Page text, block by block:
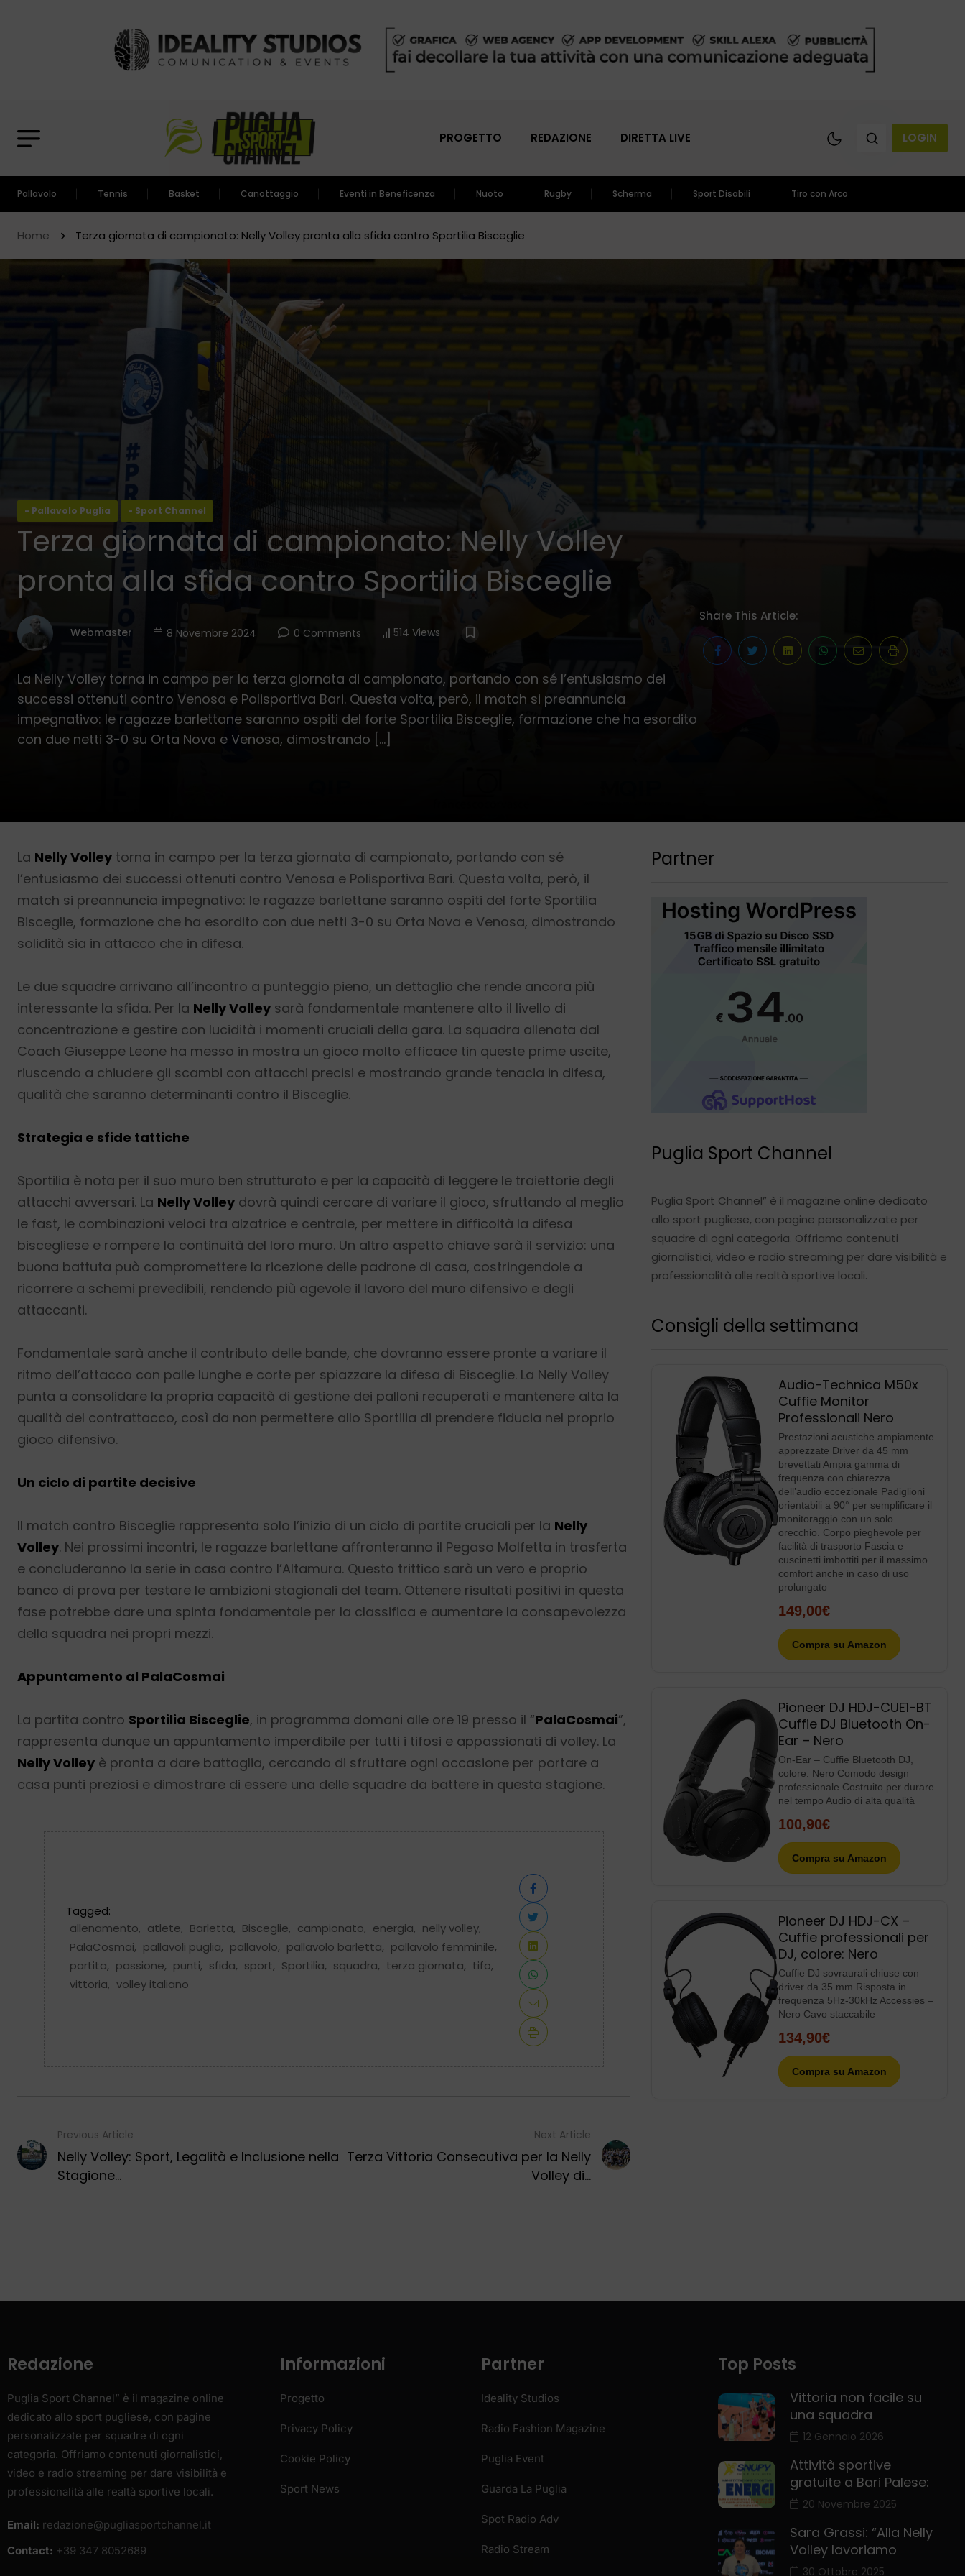
PROGETTO REDAZIONE DIRETTA LIVE LOGIN
Pallavolo Tennis Basket Canottaggio Eventi in Beneficenza Nuoto Rugby Scherma Sport Disabili Tiro con Arco
Home Terza giornata di campionato: Nelly Volley pronta alla sfida contro Sportilia Bisceglie
- Pallavolo Puglia - Sport Channel
Terza giornata di campionato: Nelly Volley
pronta alla sfida contro Sportilia Bisceglie
Webmaster 8 Novembre 2024 0 Comments 514 Views
La Nelly Volley torna in campo per la terza giornata di campionato, portando con sé l’entusiasmo dei
successi ottenuti contro Venosa e Polisportiva Bari. Questa volta, però, il match si preannuncia
impegnativo: le ragazze barlettane saranno ospiti del forte Sportilia Bisceglie, formazione che ha esordito
con due netti 3-0 su Orta Nova e Venosa, dimostrando […]
Share This Article:
La Nelly Volley torna in campo per la terza giornata di campionato, portando con sé
l’entusiasmo dei successi ottenuti contro Venosa e Polisportiva Bari. Questa volta, però, il
match si preannuncia impegnativo: le ragazze barlettane saranno ospiti del forte Sportilia
Bisceglie, formazione che ha esordito con due netti 3-0 su Orta Nova e Venosa, dimostrando
solidità sia in attacco che in difesa.
Le due squadre arrivano all’incontro a punteggio pieno, un dettaglio che rende ancora più
interessante la sfida. Per la Nelly Volley sarà fondamentale mantenere alto il livello di
concentrazione e gestire con lucidità i momenti cruciali della gara. La squadra allenata dal
Coach Giuseppe Leone ha messo in mostra un gioco molto efficace tin queste prime uscite,
riuscendo a chiudere gli scambi con attacchi precisi e mostrando grande tenacia in difesa,
qualità che saranno determinanti contro il Bisceglie.
Strategia e sfide tattiche
Sportilia è nota per il suo muro ben strutturato e per la capacità di leggere le traiettorie degli
attacchi avversari. La Nelly Volley dovrà quindi cercare di variare il gioco, sfruttando al meglio
le fast, le combinazioni veloci tra alzatrice e centrale, per mettere in difficoltà la difesa
biscegliese e rompere la continuità del loro muro. Un altro aspetto chiave sarà il servizio: una
buona battuta può compromettere la ricezione delle padrone di casa, costringendole a
ricorrere a schemi prevedibili, rendendo più agevole il lavoro del muro difensivo e degli
attaccanti.
Fondamentale sarà anche il contributo delle bande, che dovranno essere pronte a variare il
ritmo dell’attacco con palle lunghe e corte per spiazzare la difesa di Bisceglie. La Nelly Volley
punta a consolidare la propria capacità di gestione dei palloni recuperati e mantenere alta la
qualità del contrattacco, così da non permettere allo Sportilia di prendere fiducia nel proprio
gioco difensivo.
Un ciclo di partite decisive
Il match contro Bisceglie rappresenta solo l’inizio di un ciclo di partite cruciali per la Nelly
Volley. Nei prossimi incontri, le ragazze barlettane affronteranno il Pegaso Molfetta in trasferta
e concluderanno la serie in casa contro l’Altamura. Questo trittico sarà un vero e proprio
banco di prova per testare le ambizioni stagionali del team. Ottenere risultati positivi in questa
fase potrebbe dare una spinta fondamentale per la classifica e aumentare la consapevolezza
della squadra nei propri mezzi.
Appuntamento al PalaCosmai
La partita contro Sportilia Bisceglie, in programma domani alle ore 19 presso il “PalaCosmai”,
rappresenta dunque un appuntamento imperdibile per tutti i tifosi e appassionati di volley. La
Nelly Volley è pronta a dare battaglia, cercando di sfruttare ogni occasione per portare a
casa punti preziosi e dimostrare di essere una delle squadre da battere in questa stagione.
Tagged:
allenamento, atlete, Barletta, Bisceglie, campionato, energia, nelly volley,
PalaCosmai, pallavoli puglia, pallavolo, pallavolo barletta, pallavolo femminile,
partita, passione, punti, sfida, sport, Sportilia, squadra, terza giornata, tifo,
vittoria, volley italiano
Previous Article
Nelly Volley: Sport, Legalità e Inclusione nella
Stagione...
Next Article
Terza Vittoria Consecutiva per la Nelly
Volley di...
Partner
Puglia Sport Channel
Puglia Sport Channel” è il magazine online dedicato
allo sport pugliese, con pagine personalizzate per
squadre di ogni categoria. Offriamo contenuti
giornalistici, video e radio streaming per dare visibilità e
professionalità alle realtà sportive locali.
Consigli della settimana
Audio-Technica M50x
Cuffie Monitor
Professionali Nero
Prestazioni acustiche ampiamente
apprezzate Driver da 45 mm
brevettati Ampia gamma di
frequenza con chiarezza
dell’audio eccezionale Padiglioni
orientabili a 90° per semplificare il
monitoraggio con un solo
orecchio. Corpo pieghevole per
facilità di trasporto Fascia e
cuscinetti imbottiti per il massimo
comfort anche in caso di uso
prolungato
149,00€
Compra su Amazon
Pioneer DJ HDJ-CUE1-BT
Cuffie DJ Bluetooth On-
Ear – Nero
On-Ear – Cuffie Bluetooth DJ,
colore: Nero Comodo design
professionale Costruito per durare
nel tempo Audio di alta qualità
100,90€
Compra su Amazon
Pioneer DJ HDJ-CX –
Cuffie professionali per
DJ, colore: Nero
Cuffie DJ sovraurali chiuse con
driver da 35 mm Risposta in
frequenza 5Hz-30kHz Accessies –
Nero Cavo staccabile
134,90€
Compra su Amazon
Redazione
Puglia Sport Channel” è il magazine online
dedicato allo sport pugliese, con pagine
personalizzate per squadre di ogni
categoria. Offriamo contenuti giornalistici,
video e radio streaming per dare visibilità e
professionalità alle realtà sportive locali.
Email: redazione@pugliasportchannel.it
Contact: +39 347 8052689
Informazioni
Progetto
Privacy Policy
Cookie Policy
Sport News
Partner
Ideality Studios
Radio Fashion Magazine
Puglia Event
Guarda La Puglia
Spot Radio Adv
Radio Stream
Top Posts
Vittoria non facile su
una squadra
12 Gennaio 2026
Attività sportive
gratuite a Bari Palese:
20 Novembre 2025
Sara Grassi: “Alla Nelly
Volley lavoriamo
30 Ottobre 2025